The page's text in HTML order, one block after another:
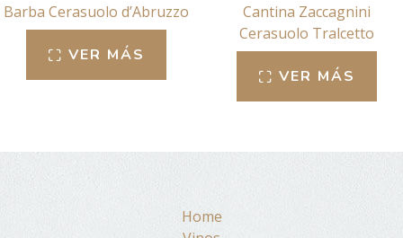
Barba Cerasuolo d’Abruzzo
VER MÁS
Cantina Zaccagnini
Cerasuolo Tralcetto
VER MÁS
Home